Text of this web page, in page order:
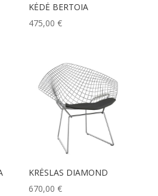
KĖDĖ BERTOIA
475,00€
KRĖSLAS DIAMOND
670,00€